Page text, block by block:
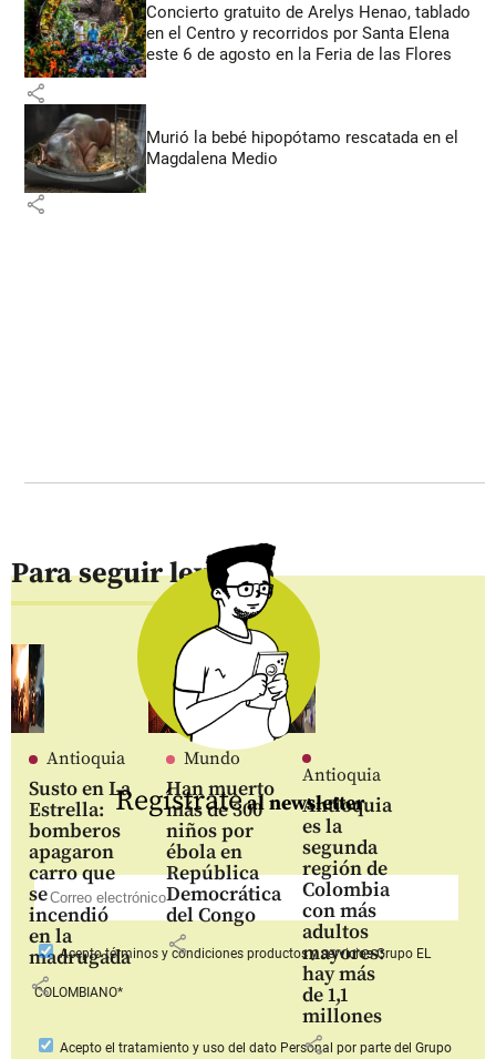
Concierto gratuito de Arelys Henao, tablado
en el Centro y recorridos por Santa Elena
este 6 de agosto en la Feria de las Flores
share
Murió la bebé hipopótamo rescatada en el
Magdalena Medio
share
Para seguir leyendo
Antioquia
Susto en La
Estrella:
bomberos
apagaron
carro que
se
incendió
en la
madrugada
share
Mundo
Han muerto
más de 300
niños por
ébola en
República
Democrática
del Congo
share
Antioquia
Antioquia
es la
segunda
región de
Colombia
con más
adultos
mayores:
hay más
de 1,1
millones
share
Regístrateal newsletter
Aceptotérminos y condiciones productos y serviciosGrupo EL
COLOMBIANO*
Acepto el tratamiento y uso del dato Personal por parte del Grupo